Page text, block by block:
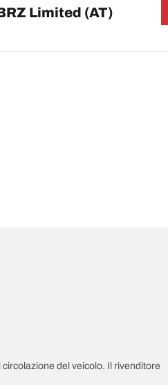
Limited (AT)
del veicolo. Il rivenditore